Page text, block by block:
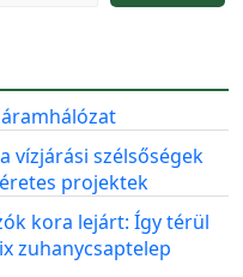
vízjárási szélsőségek
projektek
kora lejárt: Így térül
zuhanycsaptelep